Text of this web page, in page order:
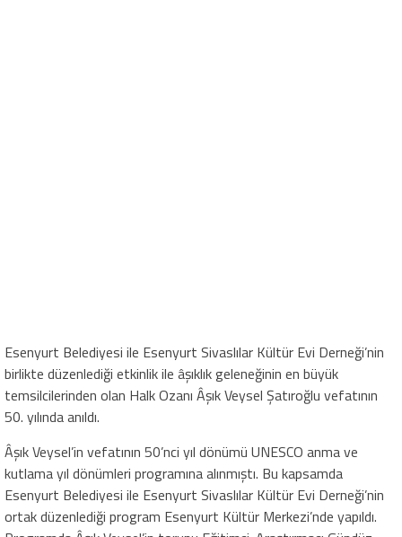
Esenyurt Belediyesi ile Esenyurt Sivaslılar Kültür Evi Derneği’nin
birlikte düzenlediği etkinlik ile âşıklık geleneğinin en büyük
temsilcilerinden olan Halk Ozanı Âşık Veysel Şatıroğlu vefatının
50. yılında anıldı.
Âşık Veysel’in vefatının 50’nci yıl dönümü UNESCO anma ve
kutlama yıl dönümleri programına alınmıştı. Bu kapsamda
Esenyurt Belediyesi ile Esenyurt Sivaslılar Kültür Evi Derneği’nin
ortak düzenlediği program Esenyurt Kültür Merkezi’nde yapıldı.